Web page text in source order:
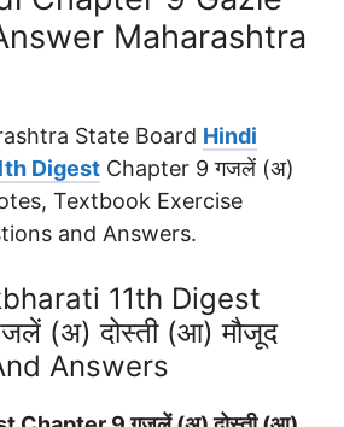
Maharashtra
State Board Hindi
Digest Chapter 9 गजलें (अ)
Textbook Exercise
and Answers.
11th Digest
(अ) दोस्ती (आ) मौजूद
Answers